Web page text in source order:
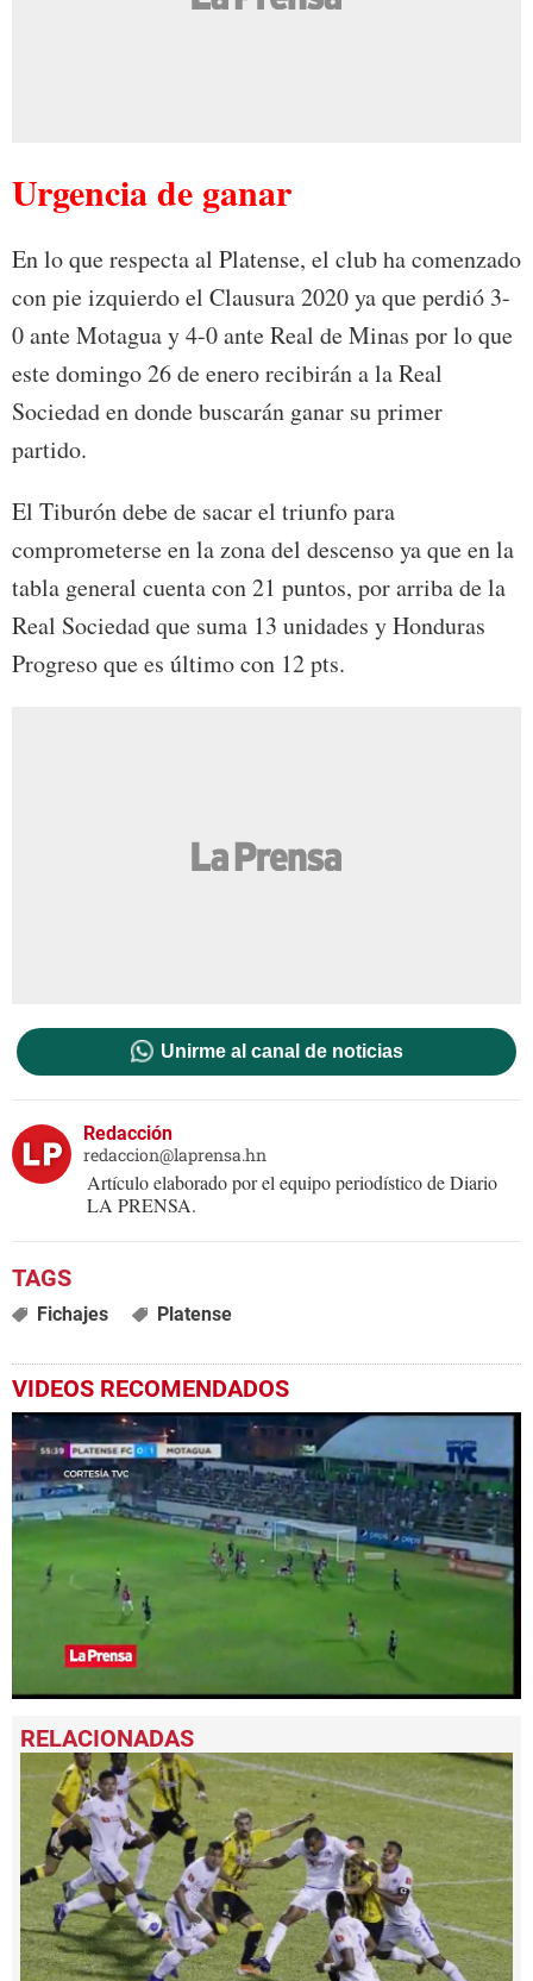
Urgencia de ganar
En lo que respecta al Platense, el club ha comenzado
con pie izquierdo el Clausura 2020 ya que perdió 3-
0 ante Motagua y 4-0 ante Real de Minas por lo que
este domingo 26 de enero recibirán a la Real
Sociedad en donde buscarán ganar su primer
partido.
El Tiburón debe de sacar el triunfo para
comprometerse en la zona del descenso ya que en la
tabla general cuenta con 21 puntos, por arriba de la
Real Sociedad que suma 13 unidades y Honduras
Progreso que es último con 12 pts.
Unirme al canal de noticias
Redacción
redaccion@laprensa.hn
Artículo elaborado por el equipo periodístico de Diario
LA PRENSA.
Fichajes Platense
VIDEOS RECOMENDADOS
seconds
of
minute,
56
seconds